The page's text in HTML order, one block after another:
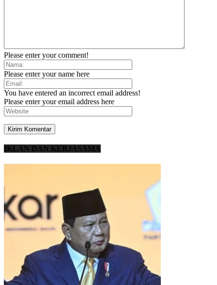
Please enter your comment!
Please enter your name here
You have entered an incorrect email address!
Please enter your email address here
IKLAN DAN KERJASAMA